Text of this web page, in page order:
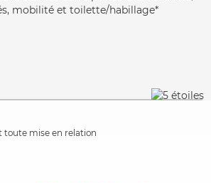
mobilité et toilette/habillage*
toute mise en relation